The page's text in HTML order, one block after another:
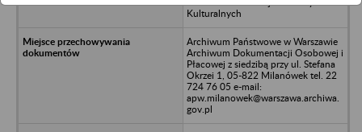
Kulturalnych
Archiwum Państwowe w Warszawie
Archiwum Dokumentacji Osobowej i
Płacowej z siedzibą przy ul. Stefana
Okrzei 1, 05-822 Milanówek tel. 22
724 76 05 e-mail:
apw.milanowek@warszawa.archiwa.
gov.pl